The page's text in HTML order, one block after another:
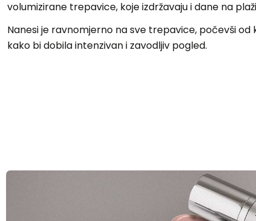
volumizirane trepavice, koje izdržavaju i dane na
Nanesi je ravnomjerno na sve trepavice, počevši
kako bi dobila intenzivan i zavodljiv pogled.